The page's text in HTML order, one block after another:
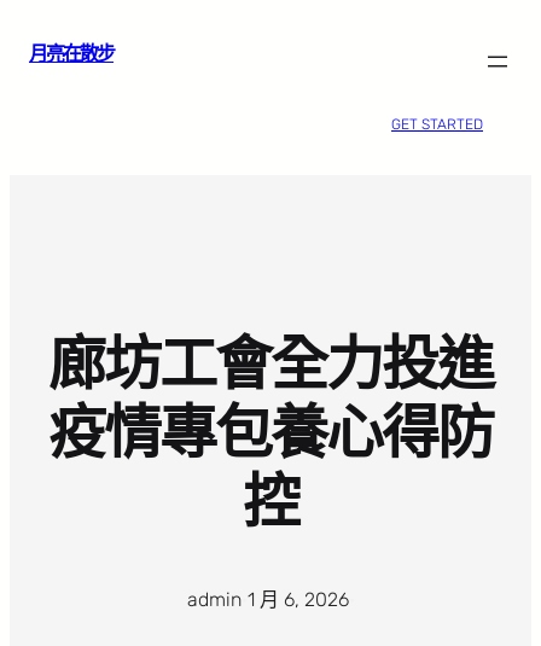
月亮在散步
GET STARTED
廊坊工會全力投進
疫情專包養心得防
控
admin· 1 月 6, 2026·